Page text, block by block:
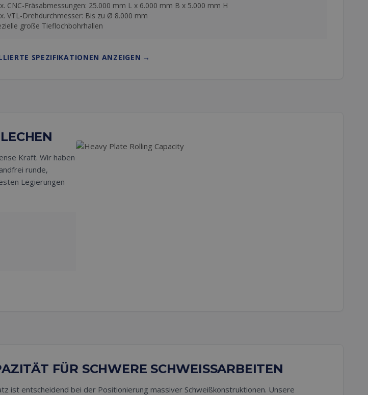
CNC-Fräsabmessungen: 25.000 mm L x 6.000 mm B x 5.000 mm H
VTL-Drehdurchmesser: Bis zu Ø 8.000 mm
große Tieflochbohrhallen
SPEZIFIKATIONEN ANZEIGEN →
Kraft. Wir haben
runde,
Legierungen
FÜR SCHWERE SCHWEISSARBEITEN
ist entscheidend bei der Positionierung massiver Schweißkonstruktionen. Unsere